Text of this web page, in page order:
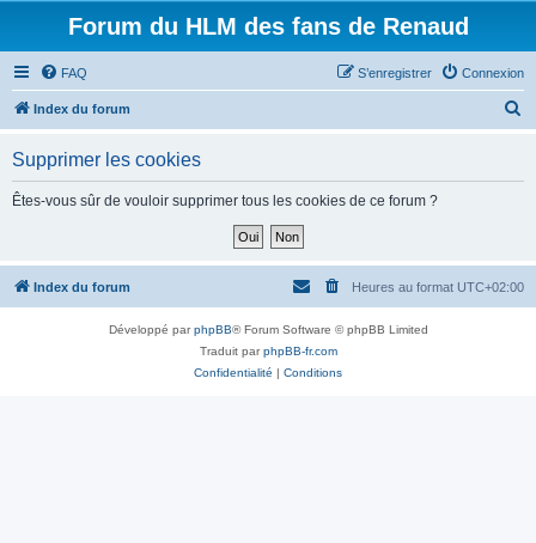
Forum du HLM des fans de Renaud
FAQ Connexion
S’enregistrer
Index du forum
h
Supprimer les cookies
Êtes-vous sûr de vouloir supprimer tous les cookies de ce forum ?
Index du forum Heures au format UTC+02:00
Développé parphpBB® Forum Software © phpBB Limited
Traduit parphpBB-fr.com
Confidentialité | Conditions